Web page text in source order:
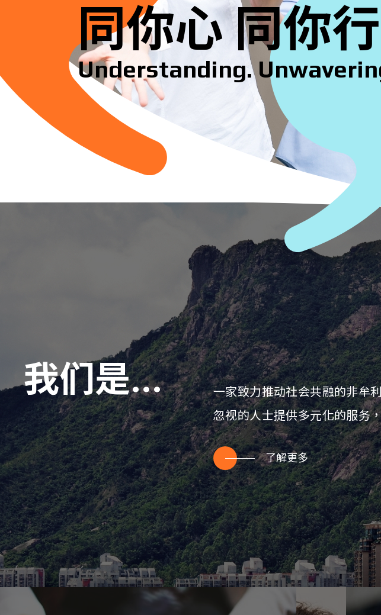
同你心 同你行
Understanding.
我们是...
一家致力推动社会共融的非牟
忽视的人士提供多元化的服务
了解更多